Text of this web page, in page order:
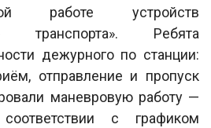
работе устройств
транспорта». Ребята
дежурного по станции:
отправление и пропуск
маневровую работу —
с графиком